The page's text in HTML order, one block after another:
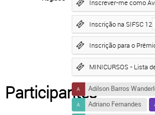
Inscrever-me como
Inscrição na SIFSC 12
Inscrição para o
MINICURSOS - Lista
ParticipantesAdilson Barros
Adriano Fernandes